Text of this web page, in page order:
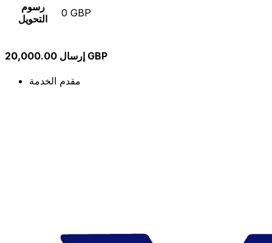
رسوم
التحويل
0 GBP
إرسال 20,000.00 GBP
مقدم الخدمة